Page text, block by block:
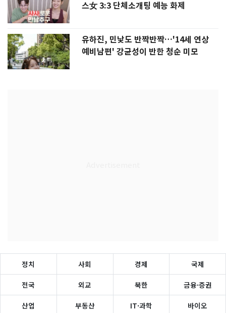
스女 3:3 단체소개팅 예능 화제
유하진, 민낯도 반짝반짝…'14세 연상
예비남편' 강균성이 반한 청순 미모
정치 사회 경제 국제
전국 외교 북한 금융·증권
산업 부동산 IT·과학 바이오